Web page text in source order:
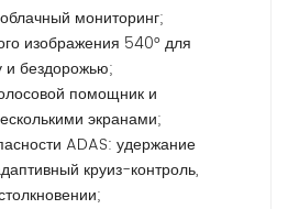
мониторинг;
изображения 540° для
и бездорожью;
помощник и
экранами;
ADAS: удержание
круиз-контроль,